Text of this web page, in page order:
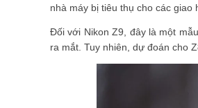
nhà máy bị tiêu thụ cho các giao
Đối với Nikon Z9, đây là một
ra mắt. Tuy nhiên, dự đoán cho